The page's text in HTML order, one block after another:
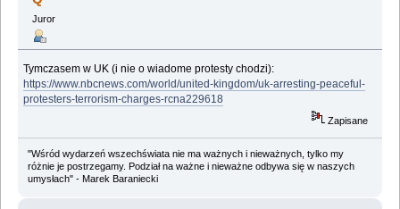
Juror
Tymczasem w UK (i nie o wiadome protesty chodzi):
https://www.nbcnews.com/world/united-kingdom/uk-arresting-peaceful-
protesters-terrorism-charges-rcna229618
Zapisane
"Wśród wydarzeń wszechświata nie ma ważnych i nieważnych, tylko my
różnie je postrzegamy. Podział na ważne i nieważne odbywa się w naszych
umysłach" - Marek Baraniecki